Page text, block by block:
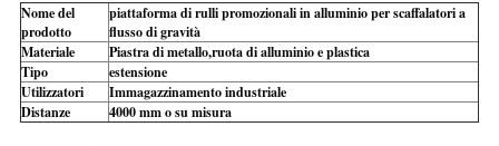
Nome del
prodotto
piattaforma di rulli promozionali in alluminio per scaffalatori a
flusso di gravità
Materiale
Piastra di metallo,ruota di alluminio e plastica
Tipo
estensione
Utilizzatori
Immagazzinamento industriale
Distanze
4000 mm o su misura